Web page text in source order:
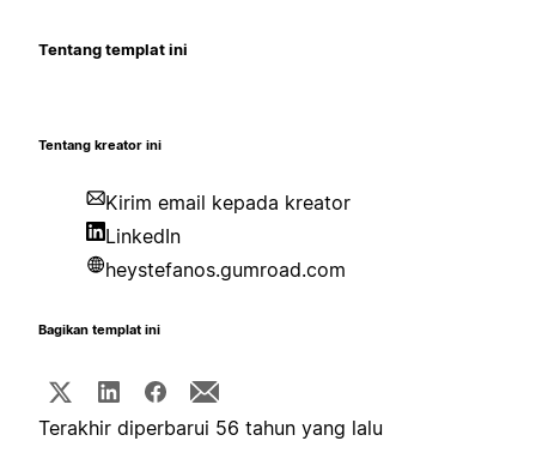
Tentang templat ini
Tentang kreator ini
Kirim email kepada kreator
LinkedIn
heystefanos.gumroad.com
Bagikan templat ini
Terakhir diperbarui 56 tahun yang lalu